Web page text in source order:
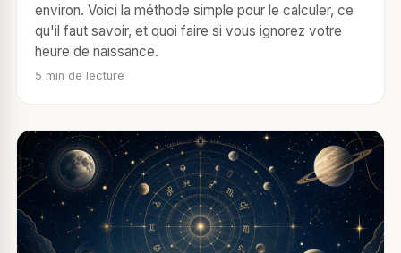
environ. Voici la méthode simple pour le calculer, ce
qu'il faut savoir, et quoi faire si vous ignorez votre
heure de naissance.
5 min de lecture